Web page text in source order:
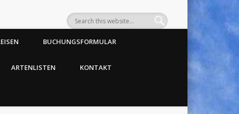
BUCHUNGSFORMULAR
ARTENLISTEN KONTAKT